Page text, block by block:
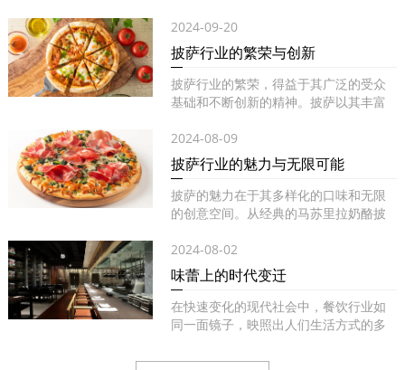
2024-09-20
披萨行业的繁荣与创新
披萨行业的繁荣，得益于其广泛的受众
基础和不断创新的精神。披萨以其丰富
2024-08-09
披萨行业的魅力与无限可能
披萨的魅力在于其多样化的口味和无限
的创意空间。从经典的马苏里拉奶酪披
2024-08-02
味蕾上的时代变迁
在快速变化的现代社会中，餐饮行业如
同一面镜子，映照出人们生活方式的多